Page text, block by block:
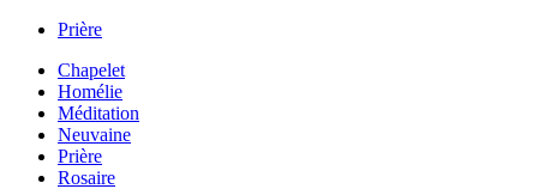
Prière
Chapelet
Homélie
Méditation
Neuvaine
Prière
Rosaire